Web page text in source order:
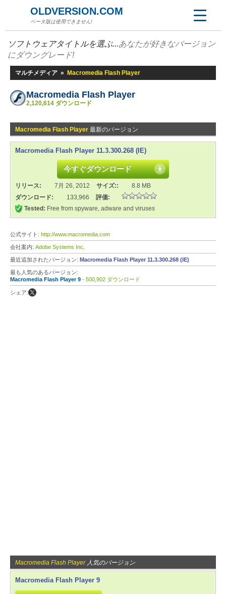
OLDVERSION.COM
ベータ版は使用できません!
ソフトウェアタイトルを選ぶ...あなたが好きなバージョン
にダウングレード!
マルチメディア » Macromedia Flash Player
Macromedia Flash Player
2,120,614 ダウンロード
Macromedia Flash Player 最新のバージョン
Macromedia Flash Player 11.3.300.268 (IE)
今すぐダウンロード
リリース: 7月 26, 2012 サイズ::
8.8 MB
ダウンロード:
133,966
評価:
Tested: Free from spyware, adware and viruses
公式サイト: http://www.macromedia.com
会社案内: Adobe Systems Inc,
最近追加されたバージョン: Macromedia Flash Player 11.3.300.268 (IE)
最も人気のあるバージョン:
Macromedia Flash Player 9 - 500,902 ダウンロード
シェア:
Macromedia Flash Player人気のバージョン
Macromedia Flash Player 9